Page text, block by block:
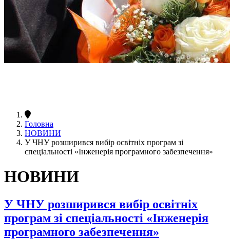
Головна
НОВИНИ
У ЧНУ розширився вибір освітніх програм зі
спеціальності «Інженерія програмного забезпечення»
НОВИНИ
У ЧНУ розширився вибір освітніх
програм зі спеціальності «Інженерія
програмного забезпечення»